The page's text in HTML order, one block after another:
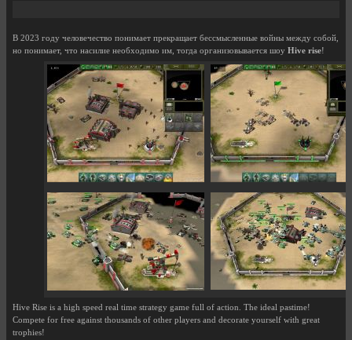
В 2023 году человечество понимает прекращает бессмысленные войны между собой,
но понимает, что насилие необходимо им, тогда организовывается шоу Hive rise!
Hive Rise is a high speed real time strategy game full of action. The ideal pastime!
Compete for free against thousands of other players and decorate yourself with great
trophies!